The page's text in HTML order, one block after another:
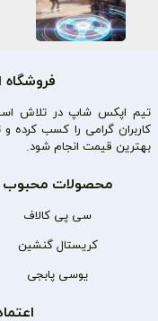
تیم اپکس شاپ در تلاش است
کاربران گرامی را کسب کرده
بهترین قیمت انجام شود.
محصولات محبوب
سی پی کالاف
کریستال گنشین
یوسی پابجی